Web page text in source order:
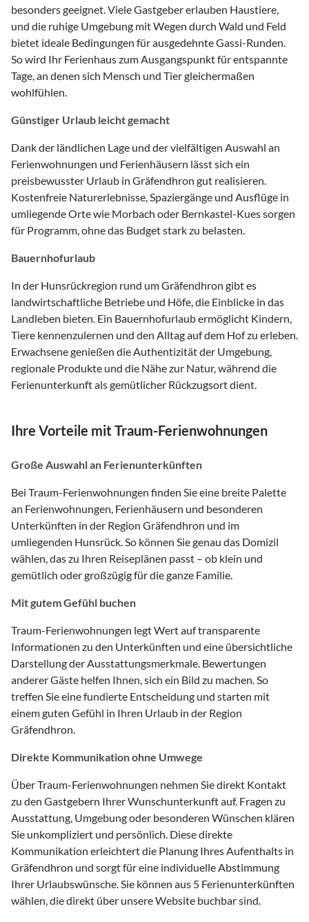
besonders geeignet. Viele Gastgeber erlauben Haustiere,
und die ruhige Umgebung mit Wegen durch Wald und Feld
bietet ideale Bedingungen für ausgedehnte Gassi-Runden.
So wird Ihr Ferienhaus zum Ausgangspunkt für entspannte
Tage, an denen sich Mensch und Tier gleichermaßen
wohlfühlen.
Günstiger Urlaub leicht gemacht
Dank der ländlichen Lage und der vielfältigen Auswahl an
Ferienwohnungen und Ferienhäusern lässt sich ein
preisbewusster Urlaub in Gräfendhron gut realisieren.
Kostenfreie Naturerlebnisse, Spaziergänge und Ausflüge in
umliegende Orte wie Morbach oder Bernkastel-Kues sorgen
für Programm, ohne das Budget stark zu belasten.
Bauernhofurlaub
In der Hunsrückregion rund um Gräfendhron gibt es
landwirtschaftliche Betriebe und Höfe, die Einblicke in das
Landleben bieten. Ein Bauernhofurlaub ermöglicht Kindern,
Tiere kennenzulernen und den Alltag auf dem Hof zu erleben.
Erwachsene genießen die Authentizität der Umgebung,
regionale Produkte und die Nähe zur Natur, während die
Ferienunterkunft als gemütlicher Rückzugsort dient.
Ihre Vorteile mit Traum-Ferienwohnungen
Große Auswahl an Ferienunterkünften
Bei Traum-Ferienwohnungen finden Sie eine breite Palette
an Ferienwohnungen, Ferienhäusern und besonderen
Unterkünften in der Region Gräfendhron und im
umliegenden Hunsrück. So können Sie genau das Domizil
wählen, das zu Ihren Reiseplänen passt – ob klein und
gemütlich oder großzügig für die ganze Familie.
Mit gutem Gefühl buchen
Traum-Ferienwohnungen legt Wert auf transparente
Informationen zu den Unterkünften und eine übersichtliche
Darstellung der Ausstattungsmerkmale. Bewertungen
anderer Gäste helfen Ihnen, sich ein Bild zu machen. So
treffen Sie eine fundierte Entscheidung und starten mit
einem guten Gefühl in Ihren Urlaub in der Region
Gräfendhron.
Direkte Kommunikation ohne Umwege
Über Traum-Ferienwohnungen nehmen Sie direkt Kontakt
zu den Gastgebern Ihrer Wunschunterkunft auf. Fragen zu
Ausstattung, Umgebung oder besonderen Wünschen klären
Sie unkompliziert und persönlich. Diese direkte
Kommunikation erleichtert die Planung Ihres Aufenthalts in
Gräfendhron und sorgt für eine individuelle Abstimmung
Ihrer Urlaubswünsche. Sie können aus 5 Ferienunterkünften
wählen, die direkt über unsere Website buchbar sind.